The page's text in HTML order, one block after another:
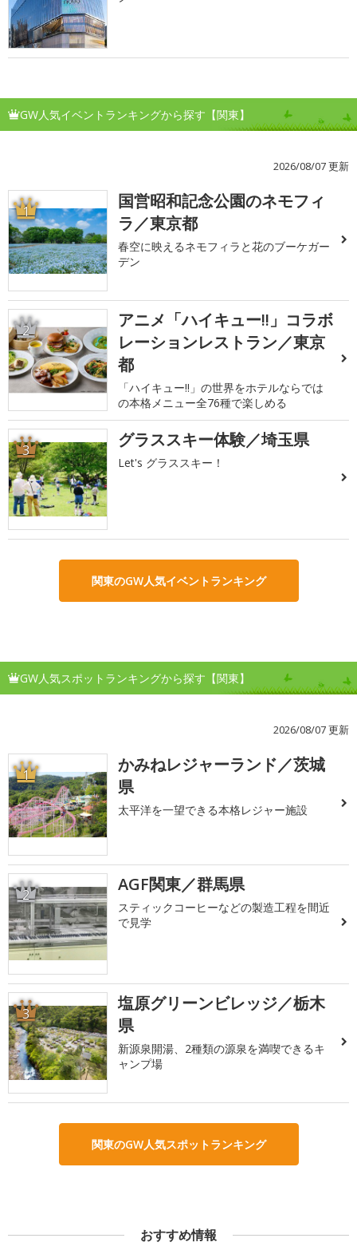
GW人気イベントランキングから探す【関東】
2026/08/07 更新
1
国営昭和記念公園のネモフィ
ラ／東京都
春空に映えるネモフィラと花のブーケガー
デン
2
アニメ「ハイキュー!!」コラボ
レーションレストラン／東京
都
「ハイキュー!!」の世界をホテルならでは
の本格メニュー全76種で楽しめる
3 グラススキー体験／埼玉県
Let's グラススキー！
関東のGW人気イベントランキング
GW人気スポットランキングから探す【関東】
2026/08/07 更新
1
かみねレジャーランド／茨城
県
太平洋を一望できる本格レジャー施設
2 AGF関東／群馬県
スティックコーヒーなどの製造工程を間近
で見学
3
塩原グリーンビレッジ／栃木
県
新源泉開湯、2種類の源泉を満喫できるキ
ャンプ場
関東のGW人気スポットランキング
おすすめ情報